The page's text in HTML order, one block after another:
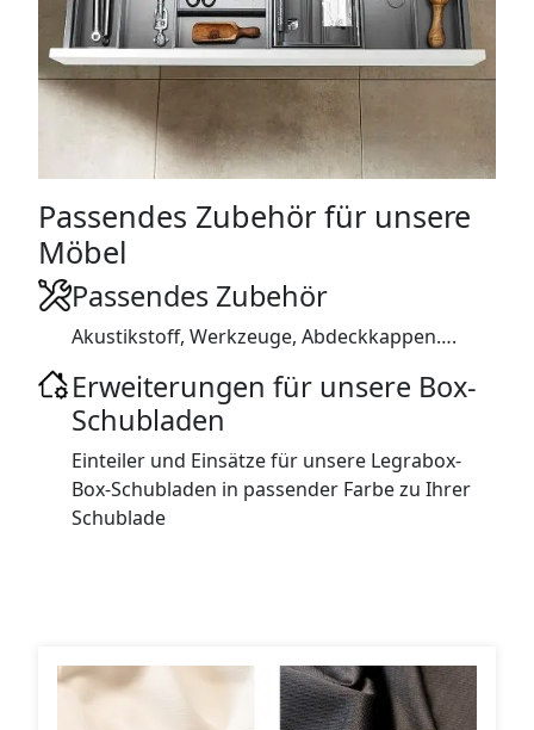
Passendes Zubehör für unsere
Möbel
Passendes Zubehör
Akustikstoff, Werkzeuge, Abdeckkappen….
Erweiterungen für unsere Box-
Schubladen
Einteiler und Einsätze für unsere Legrabox-
Box-Schubladen in passender Farbe zu Ihrer
Schublade
SIDEBOARDS
KOMMODEN
LOWBOARDS
FLURMÖBEL
VITRINEN
ECKLÖSUNGEN
APOTHEKERSCHRANK
ALLE ANZEIGEN